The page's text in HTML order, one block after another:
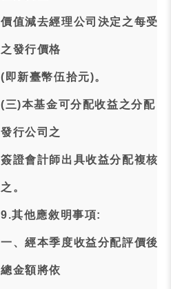
價值減去經理公司決定之每受
之發行價格
(即新臺幣伍拾元)。
(三)本基金可分配收益之分配
發行公司之
簽證會計師出具收益分配複核
之。
9.其他應敘明事項:
一、經本季度收益分配評價後
總金額將依